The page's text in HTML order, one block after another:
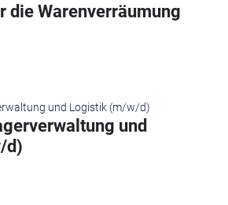
die Warenverräumung
und
d)